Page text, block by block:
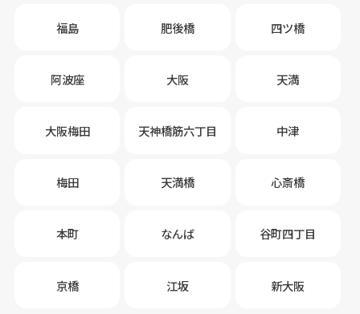
福島 肥後橋 四ツ橋
阿波座 大阪 天満
大阪梅田 天神橋筋六丁目 中津
梅田 天満橋 心斎橋
本町 なんば 谷町四丁目
京橋 江坂 新大阪